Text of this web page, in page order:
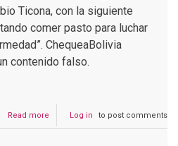
Ticona, con la siguiente
comer pasto para luchar
ChequeaBolivia
contenido falso.
Read more
ATB
Log in to post comments